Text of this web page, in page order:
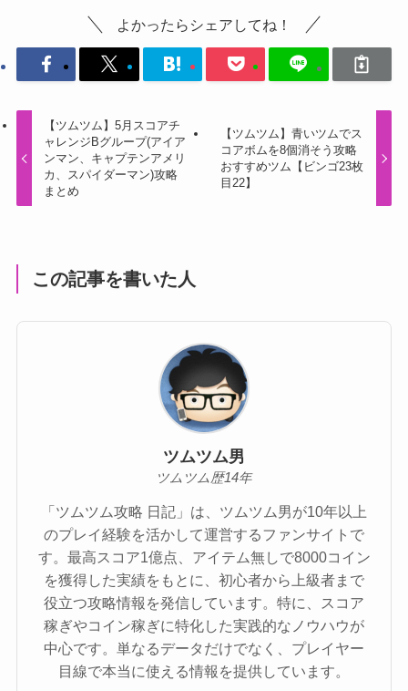
よかったらシェアしてね！
【ツムツム】5月スコアチ
ャレンジBグループ(アイア
ンマン、キャプテンアメリ
カ、スパイダーマン)攻略
まとめ
【ツムツム】青いツムでス
コアボムを8個消そう攻略
おすすめツム【ビンゴ23枚
目22】
この記事を書いた人
ツムツム男
ツムツム歴14年
「ツムツム攻略 日記」は、ツムツム男が10年以上
のプレイ経験を活かして運営するファンサイトで
す。最高スコア1億点、アイテム無しで8000コイン
を獲得した実績をもとに、初心者から上級者まで
役立つ攻略情報を発信しています。特に、スコア
稼ぎやコイン稼ぎに特化した実践的なノウハウが
中心です。単なるデータだけでなく、プレイヤー
目線で本当に使える情報を提供しています。